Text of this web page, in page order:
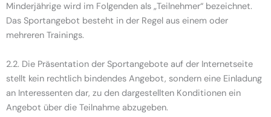
Minderjährige wird im Folgenden als „Teilnehmer“ bezeichnet.
Das Sportangebot besteht in der Regel aus einem oder
mehreren Trainings.
2.2. Die Präsentation der Sportangebote auf der Internetseite
stellt kein rechtlich bindendes Angebot, sondern eine Einladung
an Interessenten dar, zu den dargestellten Konditionen ein
Angebot über die Teilnahme abzugeben.